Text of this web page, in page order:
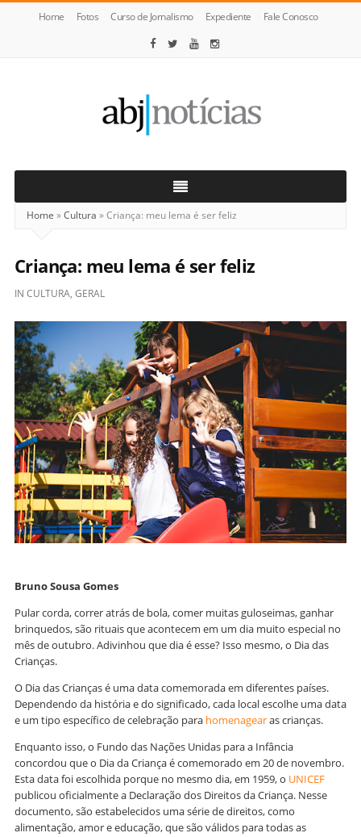
Home Fotos Curso de Jornalismo Expediente Fale Conosco
Notícias
Home »Cultura »Criança: meu lema é ser feliz
Criança: meu lema é ser feliz
IN CULTURA, GERAL
Bruno Sousa Gomes
Pular corda, correr atrás de bola, comer muitas guloseimas, ganhar
brinquedos, são rituais que acontecem em um dia muito especial no
mês de outubro. Adivinhou que dia é esse? Isso mesmo, o Dia das
Crianças.
O Dia das Crianças é uma data comemorada em diferentes países.
Dependendo da história e do significado, cada local escolhe uma data
e um tipo específico de celebração para homenagearas crianças.
Enquanto isso, o Fundo das Nações Unidas para a Infância
concordou que o Dia da Criança é comemorado em 20 de novembro.
Esta data foi escolhida porque no mesmo dia, em 1959, o UNICEF
publicou oficialmente a Declaração dos Direitos da Criança. Nesse
documento, são estabelecidos uma série de direitos, como
alimentação, amor e educação, que são válidos para todas as